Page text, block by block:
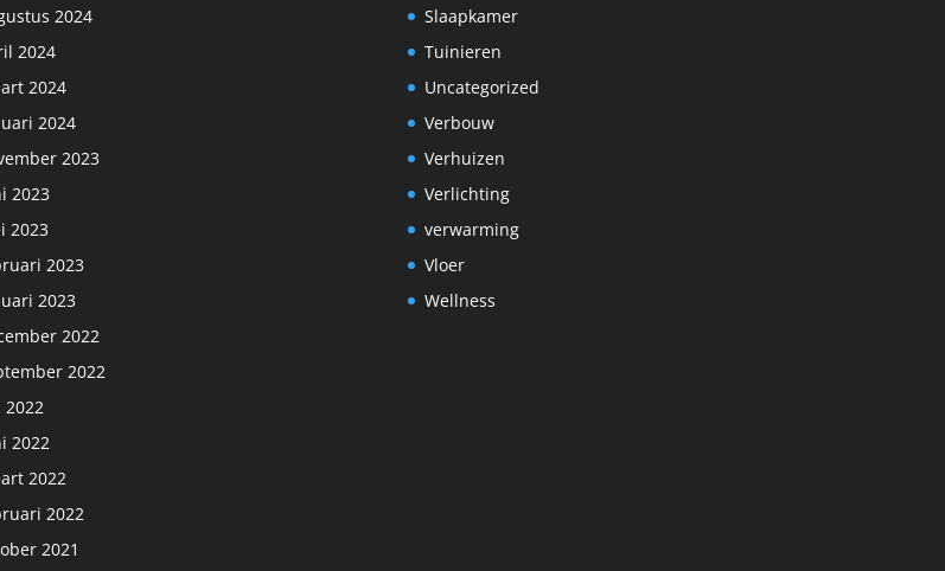
2024
2024
2024
2024
2023
2023
2023
2023
2023
2022
2022
2022
2022
2022
2021
Slaapkamer
Tuinieren
Uncategorized
Verbouw
Verhuizen
Verlichting
verwarming
Vloer
Wellness